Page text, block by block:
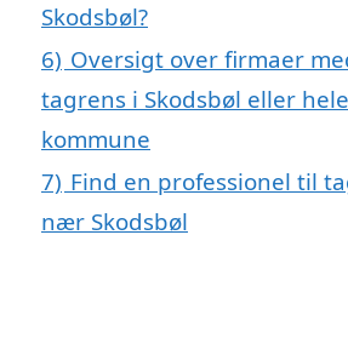
Skodsbøl?
6) Oversigt over firmaer
tagrens i Skodsbøl eller
kommune
7) Find en professionel til
nær Skodsbøl